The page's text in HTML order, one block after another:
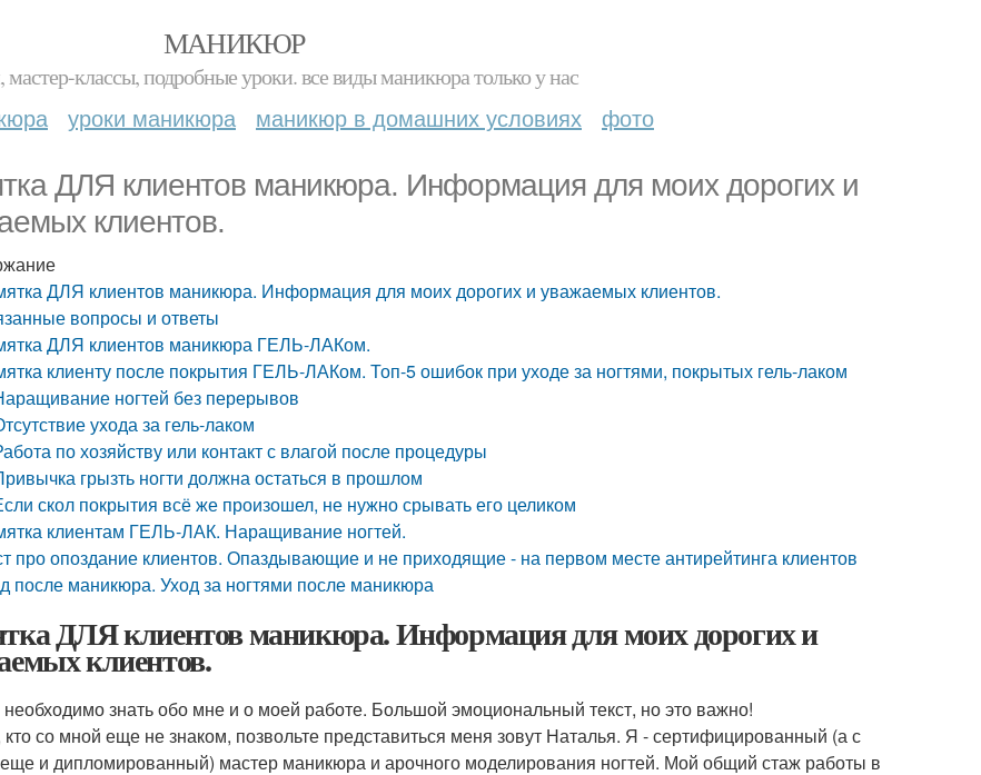
МАНИКЮР
классы, подробные уроки. все виды маникюра только у нас
уроки маникюра маникюр в домашних условиях фото
ДЛЯ клиентов маникюра. Информация для моих дорогих и
клиентов.
ДЛЯ клиентов маникюра. Информация для моих дорогих и уважаемых клиентов.
вопросы и ответы
ДЛЯ клиентов маникюра ГЕЛЬ-ЛАКом.
клиенту после покрытия ГЕЛЬ-ЛАКом. Топ-5 ошибок при уходе за ногтями, покрытых гель-лаком
ногтей без перерывов
ухода за гель-лаком
по хозяйству или контакт с влагой после процедуры
грызть ногти должна остаться в прошлом
скол покрытия всё же произошел, не нужно срывать его целиком
клиентам ГЕЛЬ-ЛАК. Наращивание ногтей.
про опоздание клиентов. Опаздывающие и не приходящие - на первом месте антирейтинга клиентов
после маникюра. Уход за ногтями после маникюра
ДЛЯ клиентов маникюра. Информация для моих дорогих и
клиентов.
знать обо мне и о моей работе. Большой эмоциональный текст, но это важно!
кто со мной еще не знаком, позвольте представиться меня зовут Наталья. Я - сертифицированный (а с
еще и дипломированный) мастер маникюра и арочного моделирования ногтей. Мой общий стаж работы в